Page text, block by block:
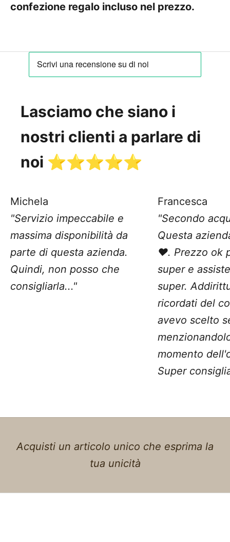
confezione regalo incluso nel prezzo.
Lasciamo che siano i
nostri clienti a parlare di
noi ⭐️⭐️⭐️⭐️⭐️
Michela
"Servizio impeccabile e
massima disponibilità da
parte di questa azienda.
Quindi, non posso che
consigliarla..."
Francesca
"Secondo
Questa
❤️. Prezzo ok
super e
super.
ricordati del
avevo scelto
momento
Super
Acquisti un articolo unico che esprima la
tua unicità